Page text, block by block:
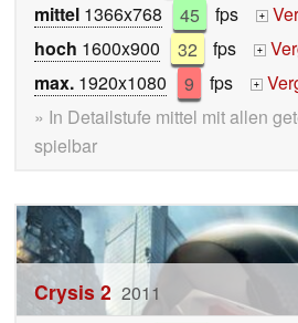
mittel 1366x768 45 fps +
hoch 1600x900 32 fps +
max. 1920x1080 9 fps +
» In Detailstufe mittel mit allen
spielbar
Crysis 2 2011